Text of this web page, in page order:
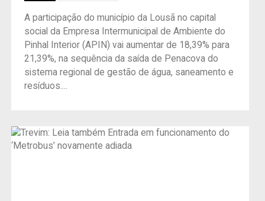
A participação do município da Lousã no capital
social da Empresa Intermunicipal de Ambiente do
Pinhal Interior (APIN) vai aumentar de 18,39% para
21,39%, na sequência da saída de Penacova do
sistema regional de gestão de água, saneamento e
resíduos....